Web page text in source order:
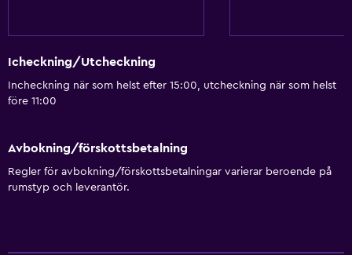
Icheckning/Utcheckning
Incheckning när som helst efter 15:00, utcheckning när som helst
före 11:00
Avbokning/förskottsbetalning
Regler för avbokning/förskottsbetalningar varierar beroende på
rumstyp och leverantör.